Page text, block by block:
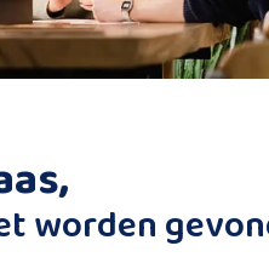
worden